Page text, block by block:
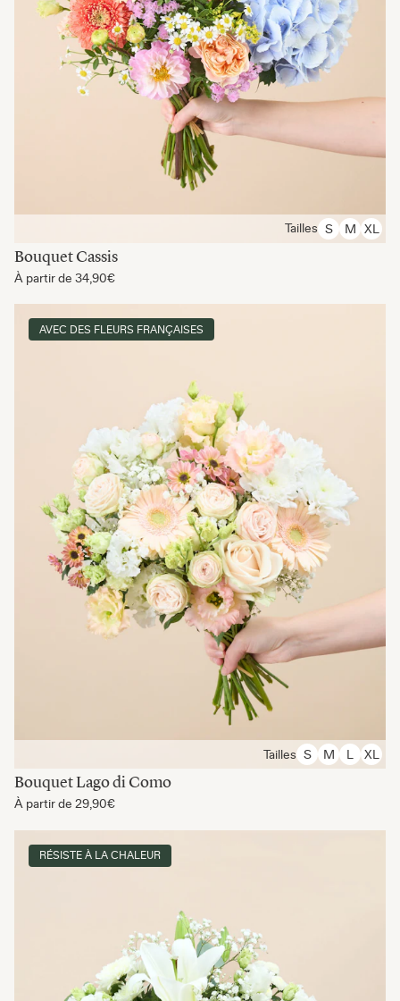
Tailles S M XL
Bouquet Cassis
À partir de 34,90€
AVEC DES FLEURS FRANÇAISES
Tailles S M XL
Bouquet Lago di Como
À partir de 29,90€
RÉSISTE À LA CHALEUR